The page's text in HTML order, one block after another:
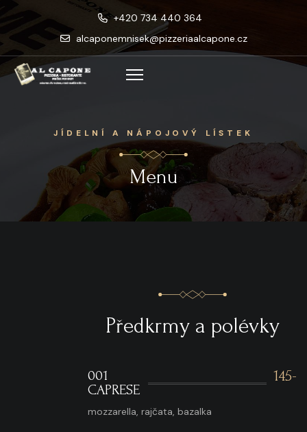
+420 734 440 364
alcaponemnisek@pizzeriaalcapone.cz
Menu
JÍDELNÍ A NÁPOJOVÝ LÍSTEK
Předkrmy a polévky
001
CAPRESE
145-
mozzarella, rajčata, bazalka